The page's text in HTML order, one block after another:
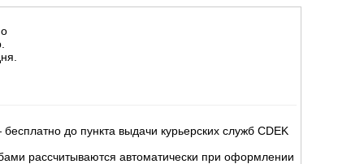
до пункта выдачи курьерских служб CDEK
рассчитываются автоматически при оформлении